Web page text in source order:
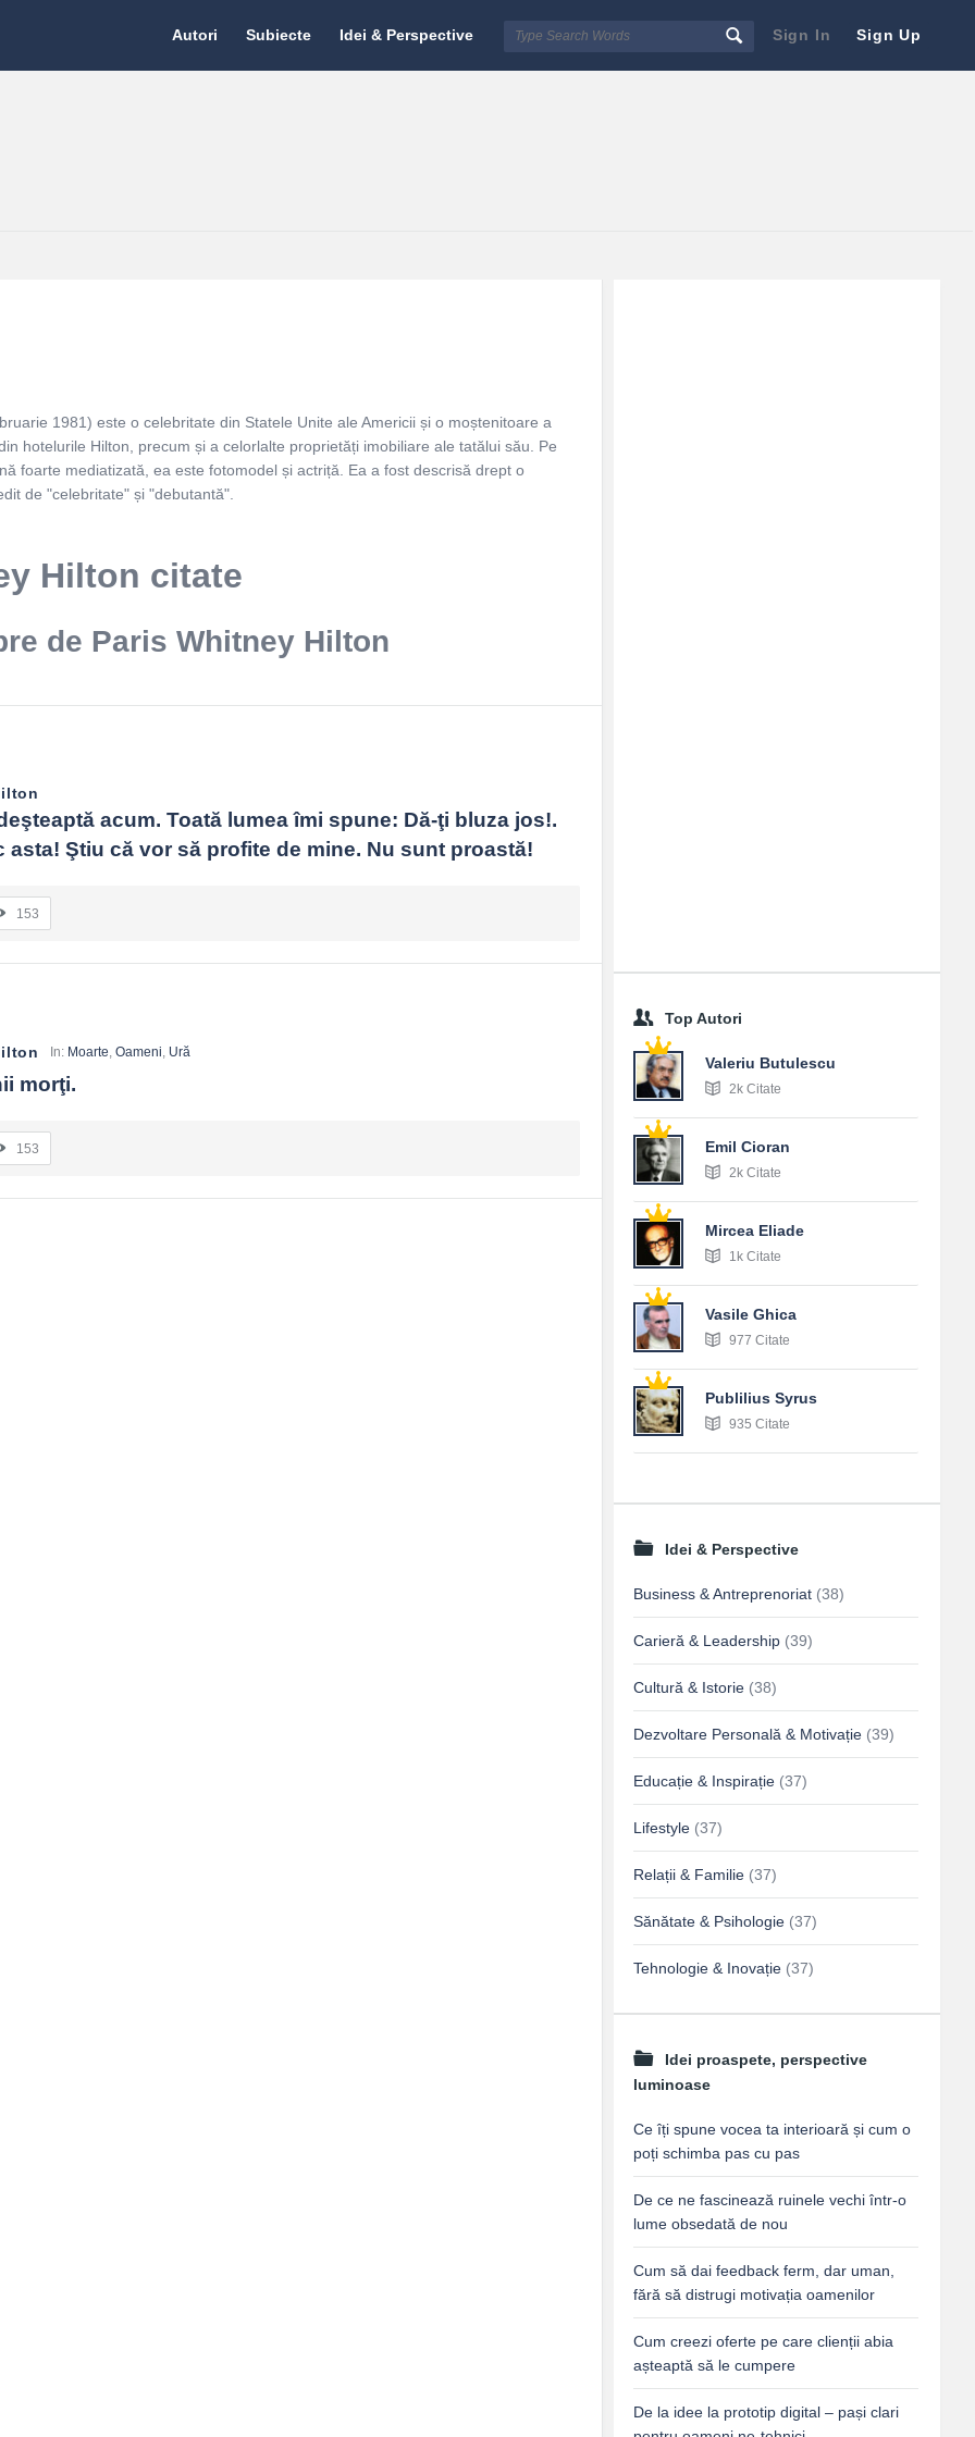
Sign In Sign Up
Citate.ro
Autori Subiecte Idei & Perspective
1981) este o celebritate din Statele Unite ale Americii și o moștenitoare a
hotelurile Hilton, precum și a celorlalte proprietăți imobiliare ale tatălui său. Pe
foarte mediatizată, ea este fotomodel și actriță. Ea a fost descrisă drept o
de "celebritate" și "debutantă".
Hilton citate
de Paris Whitney Hilton
acum. Toată lumea îmi spune: Dă-ţi bluza jos!.
asta! Ştiu că vor să profite de mine. Nu sunt proastă!
153
In: Moarte Oameni Ură
morţi.
153
Top Autori
Valeriu Butulescu
2k Citate
Emil Cioran
2k Citate
Mircea Eliade
1k Citate
Vasile Ghica
977 Citate
Publilius Syrus
935 Citate
Idei & Perspective
Business & Antreprenoriat (38)
Carieră & Leadership (39)
Cultură & Istorie (38)
Dezvoltare Personală & Motivație (39)
Educație & Inspirație (37)
Lifestyle (37)
Relații & Familie (37)
Sănătate & Psihologie (37)
Tehnologie & Inovație (37)
Idei proaspete, perspective
luminoase
Ce îți spune vocea ta interioară și cum o
poți schimba pas cu pas
De ce ne fascinează ruinele vechi într-o
lume obsedată de nou
Cum să dai feedback ferm, dar uman,
fără să distrugi motivația oamenilor
Cum creezi oferte pe care clienții abia
așteaptă să le cumpere
De la idee la prototip digital – pași clari